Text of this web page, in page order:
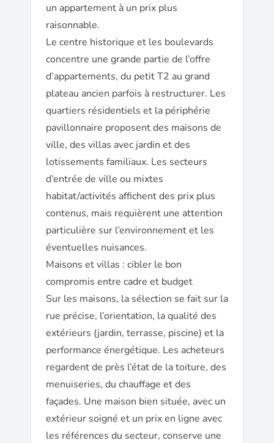
un appartement à un prix plus
raisonnable.
Le centre historique et les boulevards
concentre une grande partie de l’offre
d’appartements, du petit T2 au grand
plateau ancien parfois à restructurer. Les
quartiers résidentiels et la périphérie
pavillonnaire proposent des maisons de
ville, des villas avec jardin et des
lotissements familiaux. Les secteurs
d’entrée de ville ou mixtes
habitat/activités affichent des prix plus
contenus, mais requièrent une attention
particulière sur l’environnement et les
éventuelles nuisances.
Maisons et villas : cibler le bon
compromis entre cadre et budget
Sur les maisons, la sélection se fait sur la
rue précise, l’orientation, la qualité des
extérieurs (jardin, terrasse, piscine) et la
performance énergétique. Les acheteurs
regardent de près l’état de la toiture, des
menuiseries, du chauffage et des
façades. Une maison bien située, avec un
extérieur soigné et un prix en ligne avec
les références du secteur, conserve une